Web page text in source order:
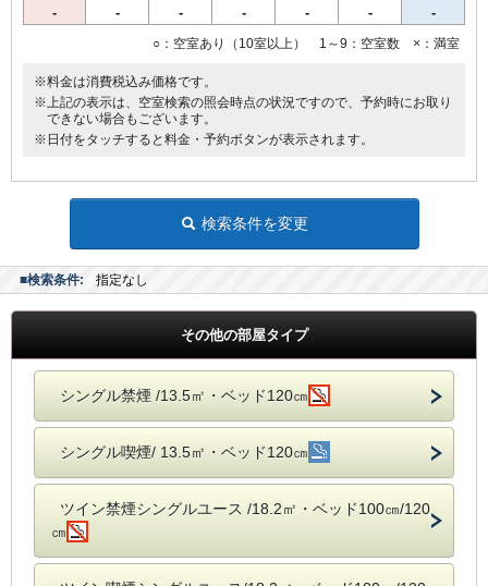
●バゲージラック設置
◆◆◆貸出備品◆◆◆
●ズボンプレッサー
●電気スタンド
●アイロン
- - - - - - -
○：空室あり（10室以上） 1～9：空室数 ×：満室
※料金は消費税込み価格です。
※上記の表示は、空室検索の照会時点の状況ですので、予約時にお取り
できない場合もございます。
※日付をタッチすると料金・予約ボタンが表示されます。
検索条件を変更
■検索条件: 指定なし
その他の部屋タイプ
シングル禁煙 /13.5㎡・ベッド120㎝
シングル喫煙/ 13.5㎡・ベッド120㎝
ツイン禁煙シングルユース /18.2㎡・ベッド100㎝/120
㎝